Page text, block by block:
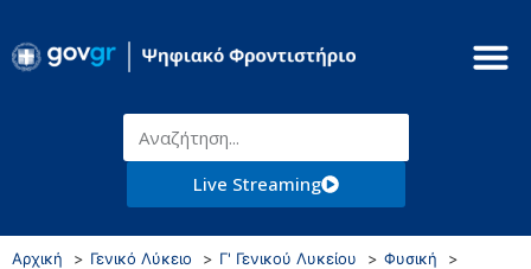
Live Streaming
Αρχική Γενικό Λύκειο Γ' Γενικού Λυκείου
Φυσική